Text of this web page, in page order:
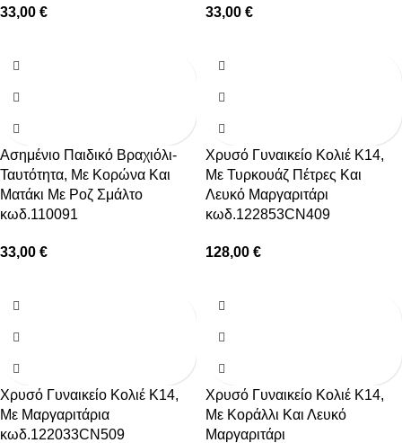
33,00 € 33,00 €
Ασημένιο Παιδικό Βραχιόλι-
Ταυτότητα, Με Κορώνα Και
Ματάκι Με Ροζ Σμάλτο
κωδ.110091
33,00 €
Χρυσό Γυναικείο Κολιέ Κ14,
Με Τυρκουάζ Πέτρες Και
Λευκό Μαργαριτάρι
κωδ.122853CN409
128,00 €
Χρυσό Γυναικείο Κολιέ Κ14,
Με Μαργαριτάρια
κωδ.122033CN509
Χρυσό Γυναικείο Κολιέ Κ14,
Με Κοράλλι Και Λευκό
Μαργαριτάρι